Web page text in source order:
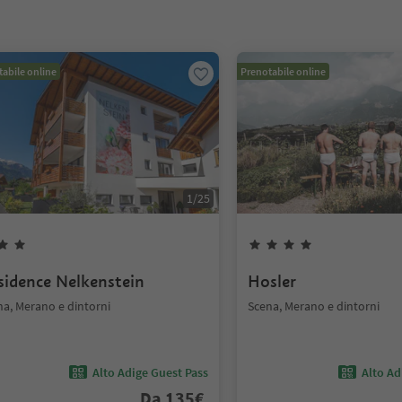
online
1/25
Nelkenstein
Merano e dintorni
Alto Adige Guest Pass
Prenotabile online
Hosler
Scena, Merano e dintorni
Alto